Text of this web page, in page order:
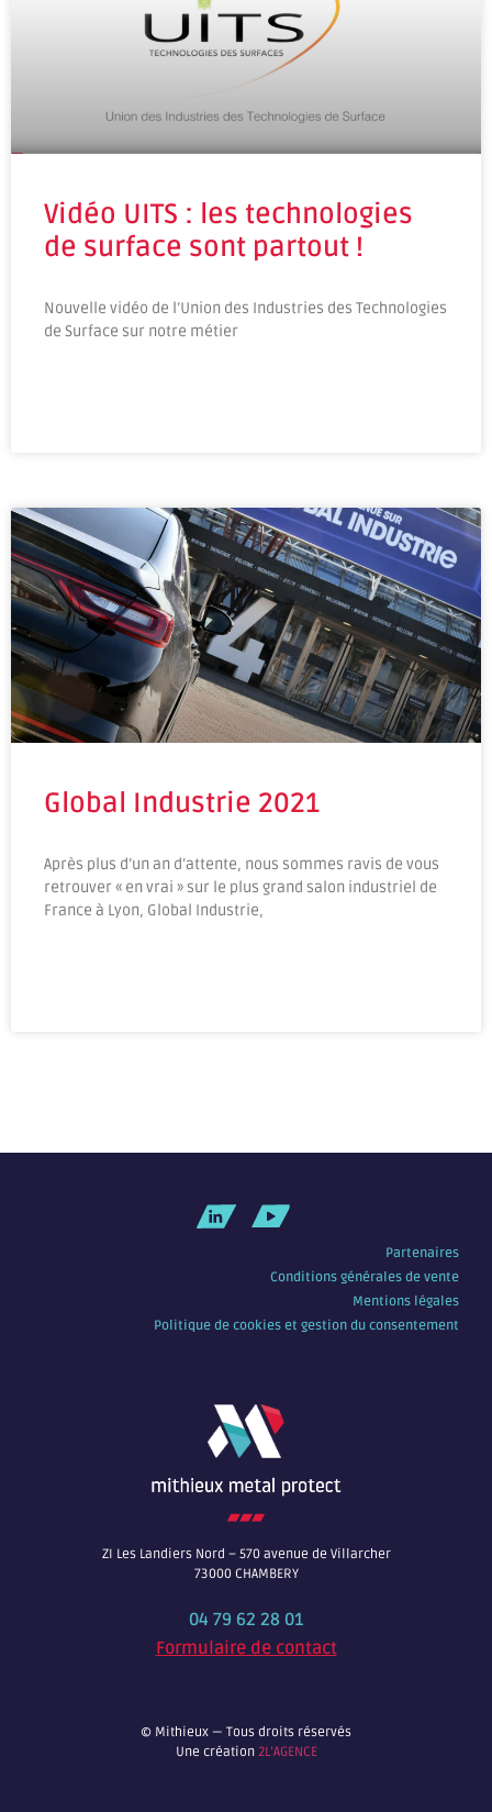
Vidéo UITS : les technologies
de surface sont partout !
Nouvelle vidéo de l’Union des Industries des Technologies
de Surface sur notre métier
Global Industrie 2021
Après plus d’un an d’attente, nous sommes ravis de vous
retrouver « en vrai » sur le plus grand salon industriel de
France à Lyon, Global Industrie,
© Mithieux — Tous droits réservés
Une création 2L’AGENCE
ZI Les Landiers Nord – 570 avenue de Villarcher
73000 CHAMBERY
04 79 62 28 01
Formulaire de contact
Partenaires
Conditions générales de vente
Mentions légales
Politique de cookies et gestion du consentement